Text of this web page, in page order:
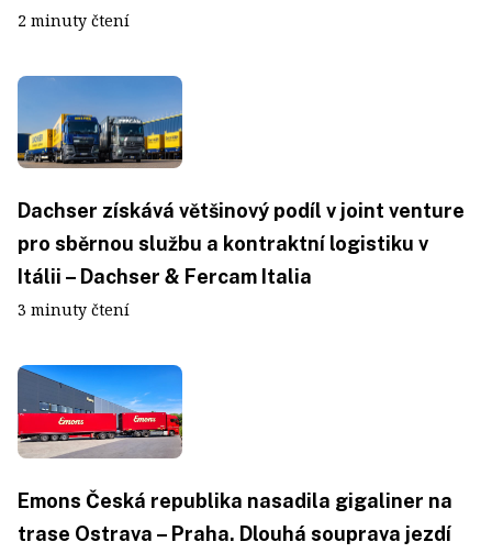
2 minuty čtení
Dachser získává většinový podíl v joint venture
pro sběrnou službu a kontraktní logistiku v
Itálii – Dachser & Fercam Italia
3 minuty čtení
Emons Česká republika nasadila gigaliner na
trase Ostrava – Praha. Dlouhá souprava jezdí